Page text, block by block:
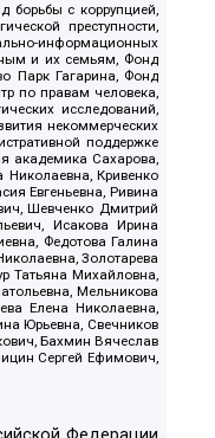
борьбы с коррупцией,
преступности,
информационных
и их семьям, Фонд
Парк Гагарина, Фонд
по правам человека,
исследований,
некоммерческих
поддержке
академика Сахарова,
Николаевна, Кривенко
Евгеньевна, Ривина
Шевченко Дмитрий
Исакова Ирина
Федотова Галина
Золотарева
Татьяна Михайловна,
Мельникова
Елена Николаевна,
Юрьевна, Свечников
Бахмин Вячеслав
Сергей Ефимович,